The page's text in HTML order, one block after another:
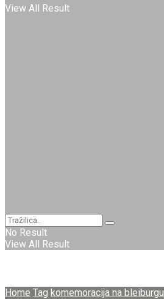
View All Result
No Result
View All Result
Home Tag komemoracija na bleiburgu